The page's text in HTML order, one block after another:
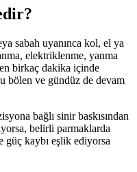
sabah uyanınca kol, el ya
elektriklenme, yanma
birkaç dakika içinde
bölen ve gündüz de devam
bağlı sinir baskısından
belirli parmaklarda
güç kaybı eşlik ediyorsa